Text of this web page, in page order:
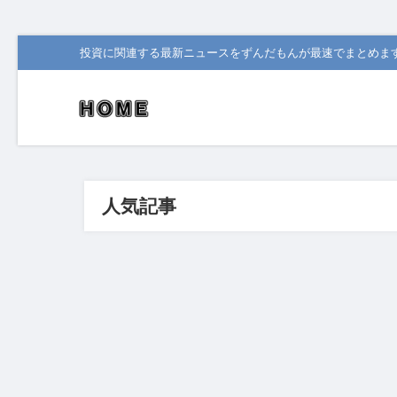
投資に関連する最新ニュースをずんだもんが最速でまとめま
人気記事